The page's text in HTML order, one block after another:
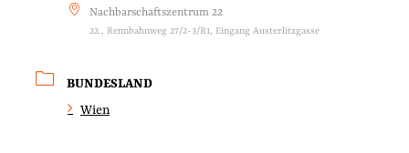
Nachbarschaftszentrum 22
22., Rennbahnweg 27/2-3/R1, Eingang Austerlitzgasse
BUNDESLAND
Wien